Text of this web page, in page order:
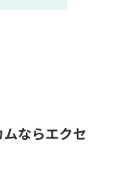
ならエクセ